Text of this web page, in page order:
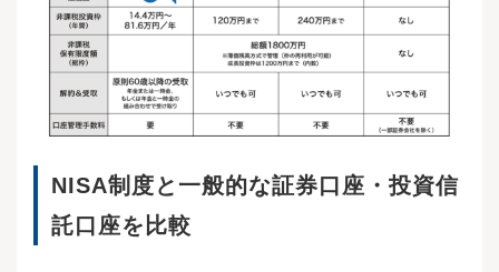
NISA制度と一般的な証券口座・投資信
託口座を比較